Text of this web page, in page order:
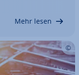
per Tas­ten­kom­
Mehr lesen